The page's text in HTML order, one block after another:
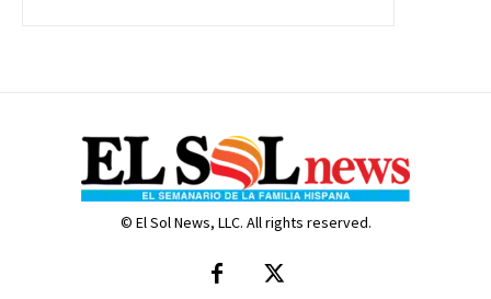
© El Sol News, LLC. All rights reserved.